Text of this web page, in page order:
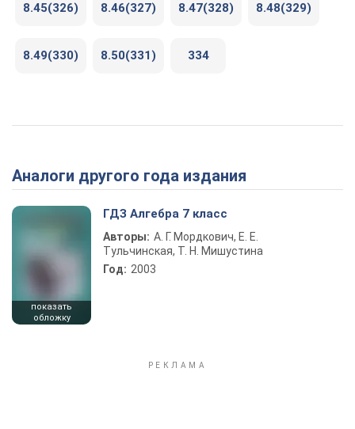
Play Video
8.45(326) 8.46(327) 8.47(328) 8.48(329)
8.49(330) 8.50(331) 334
Аналоги другого года издания
показать
обложку
ГДЗ Алгебра 7 класс
Авторы: А. Г. Мордкович, Е. Е.
Тульчинская, Т. Н. Мишустина
Год: 2003